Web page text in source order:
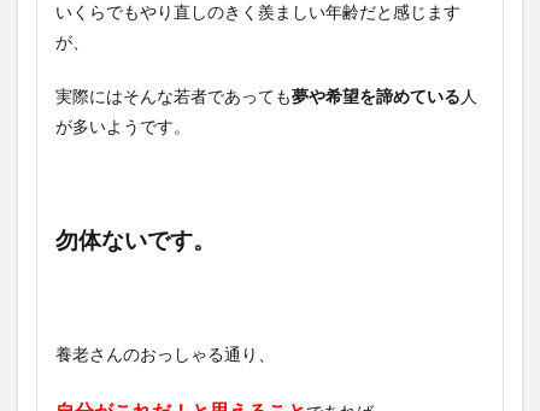
いくらでもやり直しのきく羨ましい年齢だと感じます
が、
実際にはそんな若者であっても夢や希望を諦めている 人
が多いようです。
勿体ないです。
養老さんのおっしゃる通り、